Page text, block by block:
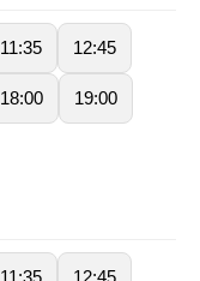
11:35 12:45
18:00 19:00
11:35 12:45